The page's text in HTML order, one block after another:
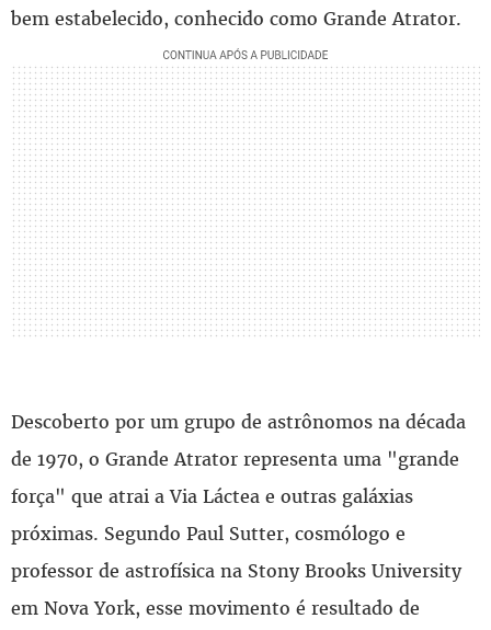
bem estabelecido, conhecido como Grande Atrator.
Descoberto por um grupo de astrônomos na década
de 1970, o Grande Atrator representa uma "grande
força" que atrai a Via Láctea e outras galáxias
próximas. Segundo Paul Sutter, cosmólogo e
professor de astrofísica na Stony Brooks University
em Nova York, esse movimento é resultado de